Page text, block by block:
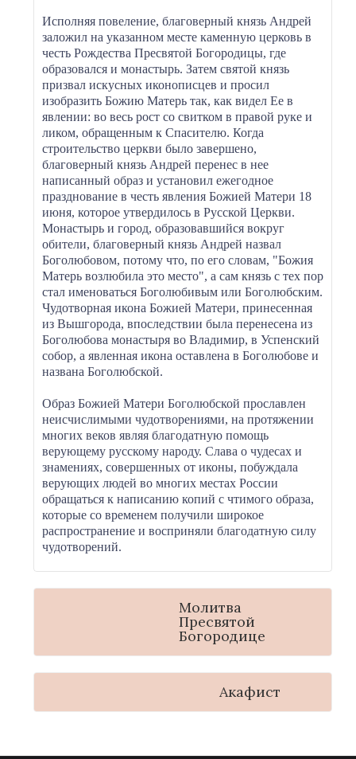
Исполняя повеление, благоверный князь Андрей
заложил на указанном месте каменную церковь в
честь Рождества Пресвятой Богородицы, где
образовался и монастырь. Затем святой князь
призвал искусных иконописцев и просил
изобразить Божию Матерь так, как видел Ее в
явлении: во весь рост со свитком в правой руке и
ликом, обращенным к Спасителю. Когда
строительство церкви было завершено,
благоверный князь Андрей перенес в нее
написанный образ и установил ежегодное
празднование в честь явления Божией Матери 18
июня, которое утвердилось в Русской Церкви.
Монастырь и город, образовавшийся вокруг
обители, благоверный князь Андрей назвал
Боголюбовом, потому что, по его словам, "Божия
Матерь возлюбила это место", а сам князь с тех пор
стал именоваться Боголюбивым или Боголюбским.
Чудотворная икона Божией Матери, принесенная
из Вышгорода, впоследствии была перенесена из
Боголюбова монастыря во Владимир, в Успенский
собор, а явленная икона оставлена в Боголюбове и
названа Боголюбской.
Образ Божией Матери Боголюбской прославлен
неисчислимыми чудотворениями, на протяжении
многих веков являя благодатную помощь
верующему русскому народу. Слава о чудесах и
знамениях, совершенных от иконы, побуждала
верующих людей во многих местах России
обращаться к написанию копий с чтимого образа,
которые со временем получили широкое
распространение и восприняли благодатную силу
чудотворений.
Молитва
Пресвятой
Богородице
Акафист